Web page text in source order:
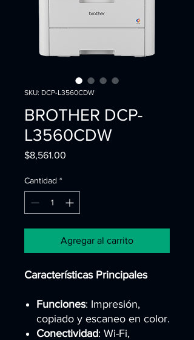
SKU: DCP-L3560CDW
BROTHER DCP-
L3560CDW
$8,561.00
Cantidad *
Agregar al carrito
Características Principales
Funciones: Impresión,
copiado y escaneo en color.
Conectividad: Wi-Fi,